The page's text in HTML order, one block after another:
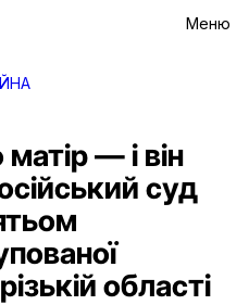
Меню
— і він
суд
області